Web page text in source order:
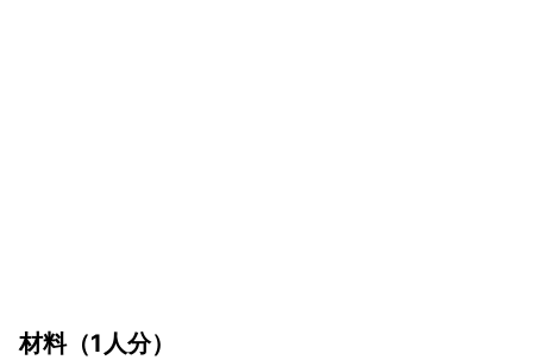
材料（1人分）